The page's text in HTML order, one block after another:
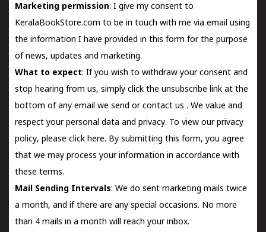
Marketing permission: I give my consent to
KeralaBookStore.com to be in touch with me via email using
the information I have provided in this form for the purpose
of news, updates and marketing.
What to expect: If you wish to withdraw your consent and
stop hearing from us, simply click the unsubscribe link at the
bottom of any email we send orcontact us . We value and
respect your personal data and privacy. To view our privacy
policy, please click here. By submitting this form, you agree
that we may process your information in accordance with
these terms.
Mail Sending Intervals: We do sent marketing mails twice
a month, and if there are any special occasions. No more
than 4 mails in a month will reach your inbox.